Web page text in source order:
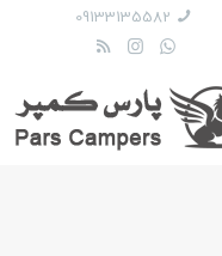
09133135582